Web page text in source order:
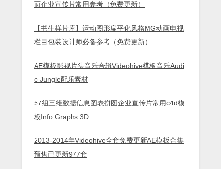
面企业宣传片常用参考（免费更新）
【书生样片库】运动图形扁平化风格MG动画电视
栏目包装设计师必备参考（免费更新）
AE模板影视片头音乐合辑Videohive模板音乐Audi
o Jungle配乐素材
57组三维数据信息图表拼图企业宣传片常用c4d模
板Info Graphs 3D
2013-2014年Videohive全套免费更新AE模板合集
预售已更新977套